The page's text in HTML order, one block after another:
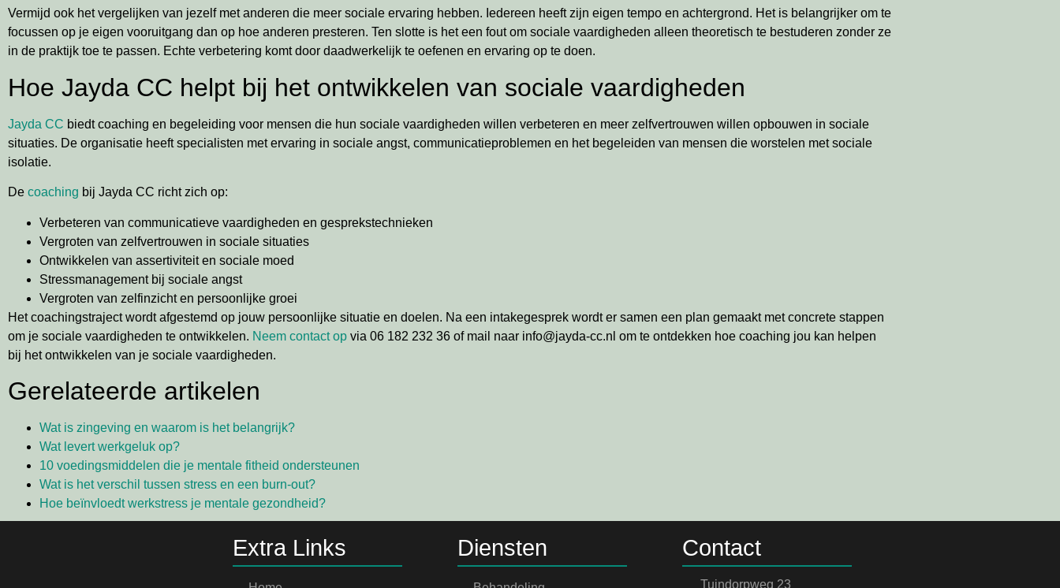
Vermijd ook het vergelijken van jezelf met anderen die meer sociale ervaring hebben. Iedereen heeft zijn eigen tempo en achtergrond. Het is belangrijker om te
focussen op je eigen vooruitgang dan op hoe anderen presteren. Ten slotte is het een fout om sociale vaardigheden alleen theoretisch te bestuderen zonder ze
in de praktijk toe te passen. Echte verbetering komt door daadwerkelijk te oefenen en ervaring op te doen.
Hoe Jayda CC helpt bij het ontwikkelen van sociale vaardigheden
Jayda CC biedt coaching en begeleiding voor mensen die hun sociale vaardigheden willen verbeteren en meer zelfvertrouwen willen opbouwen in sociale
situaties. De organisatie heeft specialisten met ervaring in sociale angst, communicatieproblemen en het begeleiden van mensen die worstelen met sociale
isolatie.
De coaching bij Jayda CC richt zich op:
Verbeteren van communicatieve vaardigheden en gesprekstechnieken
Vergroten van zelfvertrouwen in sociale situaties
Ontwikkelen van assertiviteit en sociale moed
Stressmanagement bij sociale angst
Vergroten van zelfinzicht en persoonlijke groei
Het coachingstraject wordt afgestemd op jouw persoonlijke situatie en doelen. Na een intakegesprek wordt er samen een plan gemaakt met concrete stappen
om je sociale vaardigheden te ontwikkelen. Neem contact op via 06 182 232 36 of mail naar info@jayda-cc.nl om te ontdekken hoe coaching jou kan helpen
bij het ontwikkelen van je sociale vaardigheden.
Gerelateerde artikelen
Wat is zingeving en waarom is het belangrijk?
Wat levert werkgeluk op?
10 voedingsmiddelen die je mentale fitheid ondersteunen
Wat is het verschil tussen stress en een burn-out?
Hoe beïnvloedt werkstress je mentale gezondheid?
Extra Links Diensten Contact
Tuindorpweg 23